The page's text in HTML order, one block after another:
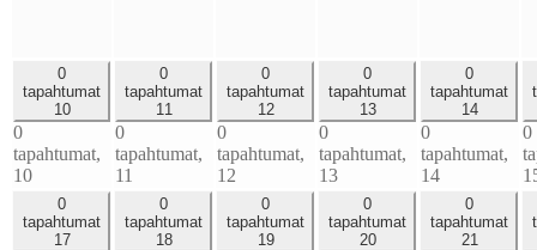
0
tapahtumat
10
0
tapahtumat,
10
0
tapahtumat
11
0
tapahtumat,
11
0
tapahtumat
12
0
tapahtumat,
12
0
tapahtumat
13
0
tapahtumat,
13
0
tapahtumat
14
0
tapahtumat,
14
0
0
tapahtumat
17
0
tapahtumat
18
0
tapahtumat
19
0
tapahtumat
20
0
tapahtumat
21